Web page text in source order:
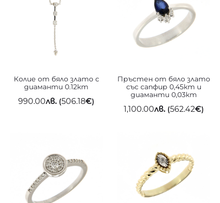
Колие от бяло злато с
диаманти 0.12кт
990.00лв. (506.18€)
Пръстен от бяло злато
със сапфир 0,45кт и
диаманти 0,03кт
1,100.00лв. (562.42€)